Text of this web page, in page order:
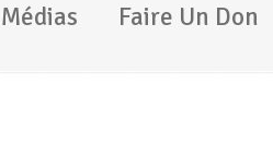
Médias Faire Un Don